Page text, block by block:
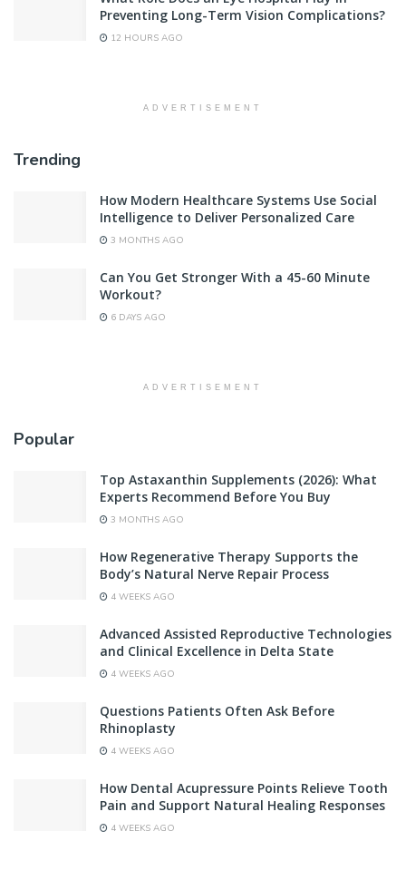
Preventing Long-Term Vision Complications?
12 HOURS AGO
ADVERTISEMENT
Trending
How Modern Healthcare Systems Use Social
Intelligence to Deliver Personalized Care
3 MONTHS AGO
Can You Get Stronger With a 45-60 Minute
Workout?
6 DAYS AGO
ADVERTISEMENT
Popular
Top Astaxanthin Supplements (2026): What
Experts Recommend Before You Buy
3 MONTHS AGO
How Regenerative Therapy Supports the
Body’s Natural Nerve Repair Process
4 WEEKS AGO
Advanced Assisted Reproductive Technologies
and Clinical Excellence in Delta State
4 WEEKS AGO
Questions Patients Often Ask Before
Rhinoplasty
4 WEEKS AGO
How Dental Acupressure Points Relieve Tooth
Pain and Support Natural Healing Responses
4 WEEKS AGO